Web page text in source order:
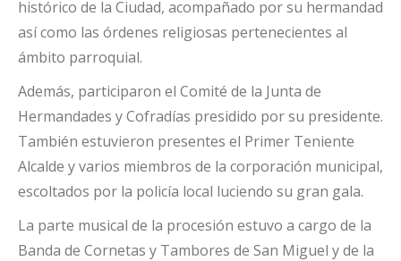
histórico de la Ciudad, acompañado por su hermandad
así como las órdenes religiosas pertenecientes al
ámbito parroquial.
Además, participaron el Comité de la Junta de
Hermandades y Cofradías presidido por su presidente.
También estuvieron presentes el Primer Teniente
Alcalde y varios miembros de la corporación municipal,
escoltados por la policía local luciendo su gran gala.
La parte musical de la procesión estuvo a cargo de la
Banda de Cornetas y Tambores de San Miguel y de la